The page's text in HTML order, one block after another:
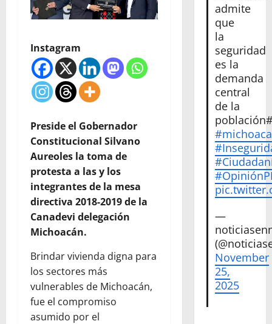
Instagram
Preside el Gobernador
Constitucional Silvano
Aureoles la toma de
protesta a las y los
integrantes de la mesa
directiva 2018-2019 de la
Canadevi delegación
Michoacán.
Brindar vivienda digna para
los sectores más
vulnerables de Michoacán,
fue el compromiso
asumido por el
admite
que
la
seguridad
es la
demanda
central
de la
—
November
25,
2025